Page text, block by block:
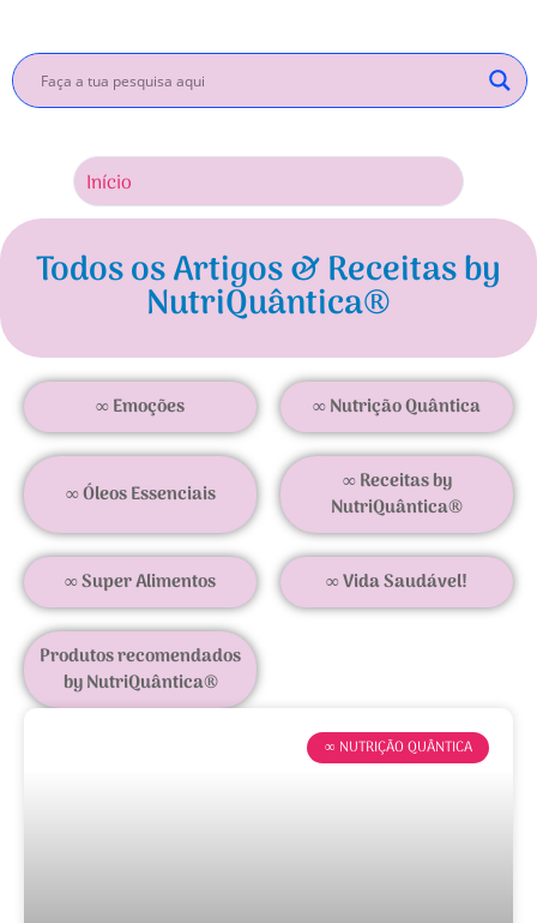
Início
Todos os Artigos & Receitas by
NutriQuântica®
∞ Emoções ∞ Nutrição Quântica
∞ Óleos Essenciais
∞ Receitas by
NutriQuântica®
∞ Super Alimentos ∞ Vida Saudável!
Produtos recomendados
by NutriQuântica®
∞ NUTRIÇÃO QUÂNTICA